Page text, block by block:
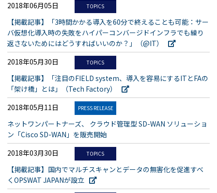
2018年06月05日
TOPICS
【掲載記事】「3時間かかる導入を60分で終えることも可能：サー
バ仮想化導入時の失敗をハイパーコンバージドインフラでも繰り
返さないためにはどうすればいいのか？」（@IT）
2018年05月30日
TOPICS
【掲載記事】「注目のFIELD system、導入を容易にするITとFAの
「架け橋」とは」（Tech Factory）
2018年05月11日
PRESS RELEASE
ネットワンパートナーズ、 クラウド管理型 SD-WAN ソリューショ
ン「Cisco SD-WAN」を販売開始
2018年03月30日
TOPICS
【掲載記事】国内でマルチスキャンとデータの無害化を促進すべ
くOPSWAT JAPANが設立